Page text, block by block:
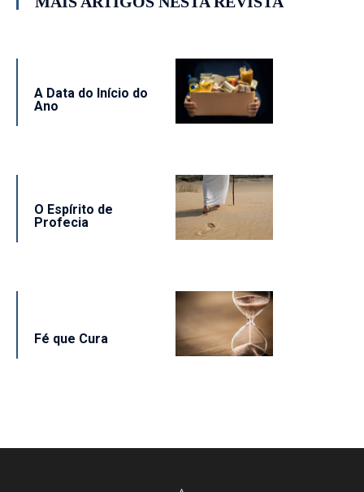
A Data do Início do
Ano
O Espírito de
Profecia
Fé que Cura